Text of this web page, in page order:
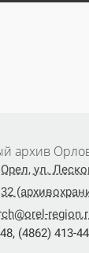
архив
Орел, ул.
32
(4862) 413-